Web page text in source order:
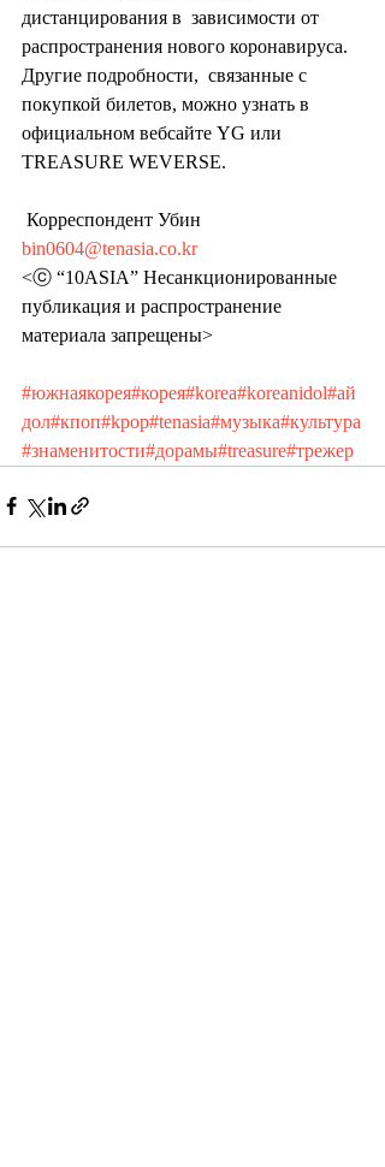
дистанцирования в  зависимости от
распространения нового коронавируса.
Другие подробности,  связанные с
покупкой билетов, можно узнать в
официальном вебсайте YG или
TREASURE WEVERSE.
Корреспондент Убин
bin0604@tenasia.co.kr
<ⓒ “10ASIA” Несанкционированные
публикация и распространение
материала запрещены>
#южнаякорея#корея#korea#koreanidol#ай
дол#кпоп#kpop#tenasia#музыка#культура
#знаменитости#дорамы#treasure#трежер